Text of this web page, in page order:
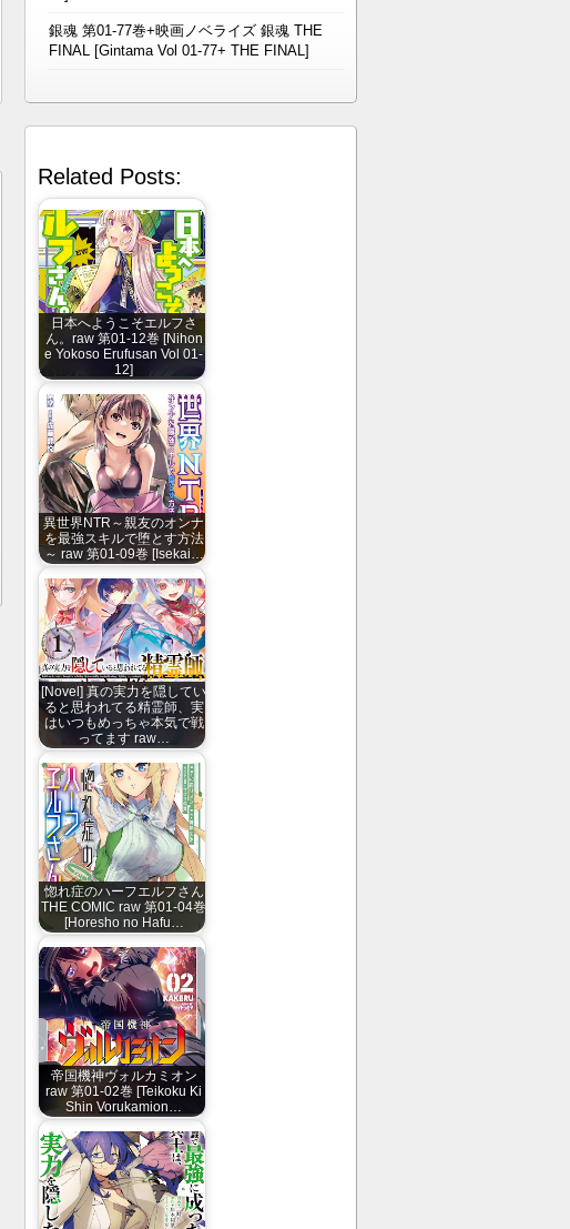
銀魂 第01-77巻+映画ノベライズ 銀魂 THE
FINAL [Gintama Vol 01-77+ THE FINAL]
Related Posts:
日本へようこそエルフさ
ん。raw 第01-12巻 [Nihon
e Yokoso Erufusan Vol 01-
12]
異世界NTR～親友のオンナ
を最強スキルで堕とす方法
～ raw 第01-09巻 [Isekai…
[Novel] 真の実力を隠してい
ると思われてる精霊師、実
はいつもめっちゃ本気で戦
ってます raw…
惚れ症のハーフエルフさん
THE COMIC raw 第01-04巻
[Horesho no Hafu…
帝国機神ヴォルカミオン
raw 第01-02巻 [Teikoku Ki
Shin Vorukamion…